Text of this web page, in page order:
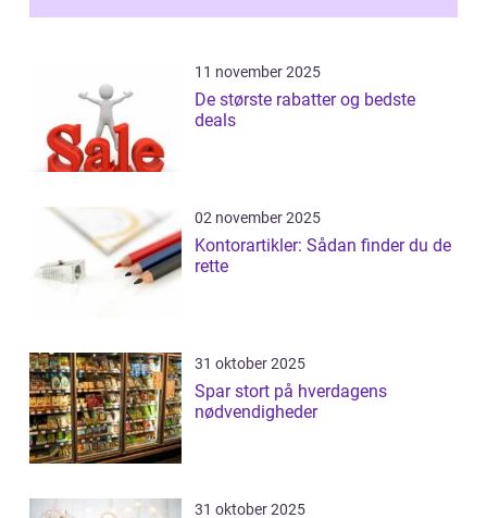
11 november 2025
De største rabatter og bedste
deals
02 november 2025
Kontorartikler: Sådan finder du de
rette
31 oktober 2025
Spar stort på hverdagens
nødvendigheder
31 oktober 2025